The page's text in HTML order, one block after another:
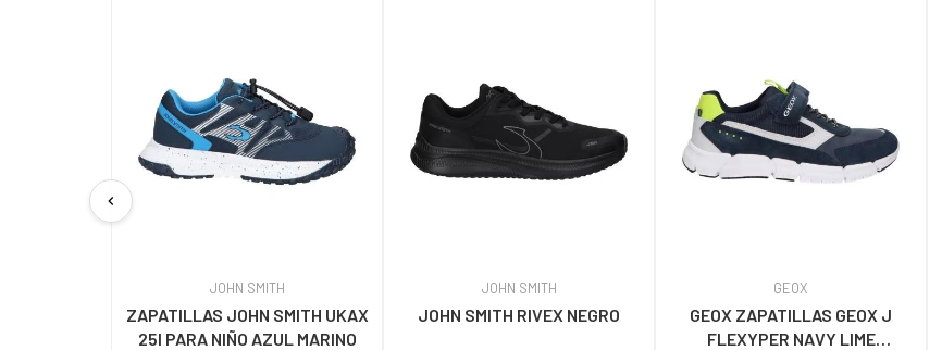
chevron_left
JOHN SMITH
ZAPATILLAS JOHN SMITH UKAX
25I PARA NIÑO AZUL MARINO
JOHN SMITH
JOHN SMITH RIVEX NEGRO
GEOX
GEOX ZAPATILLAS GEOX J
FLEXYPER NAVY LIME